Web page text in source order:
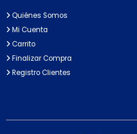
Quiénes Somos
Mi Cuenta
Carrito
Finalizar Compra
Registro Clientes